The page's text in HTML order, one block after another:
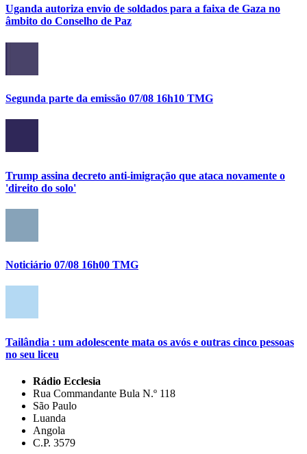
Uganda autoriza envio de soldados para a faixa de Gaza no
âmbito do Conselho de Paz
Segunda parte da emissão 07/08 16h10 TMG
Trump assina decreto anti-imigração que ataca novamente o
'direito do solo'
Noticiário 07/08 16h00 TMG
Tailândia : um adolescente mata os avós e outras cinco pessoas
no seu liceu
Rádio Ecclesia
Rua Commandante Bula N.º 118
São Paulo
Luanda
Angola
C.P. 3579